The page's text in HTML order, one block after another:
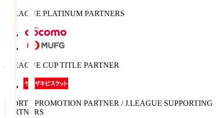
J.LEAGUE PLATINUM PARTNERS
J.LEAGUE CUP TITLE PARTNER
SPORTS PROMOTION PARTNER / J.LEAGUE SUPPORTING
PARTNERS